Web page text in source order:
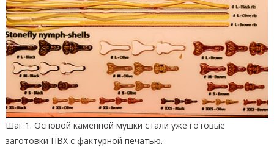
Шаг 1. Основой каменной мушки стали уже готовые
заготовки ПВХ с фактурной печатью.